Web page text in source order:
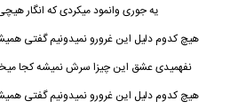
یه جوری وانمود میکردی که انگار
هیچ کدوم دلیل این غرورو نمیدونیم گفتی
نفهمیدی عشق این چیزا سرش نمیشه کجا
هیچ کدوم دلیل این غرورو نمیدونیم گفتی